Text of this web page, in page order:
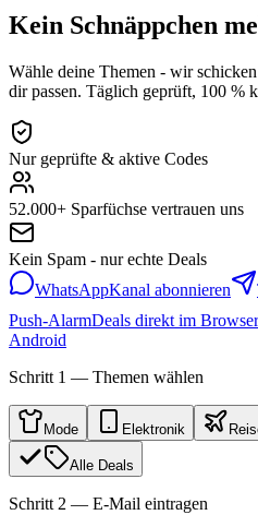
Kein Schnäppchen
Wähle deine Themen - wir
dir passen. Täglich geprüft, 100 %
Nur geprüfte & aktive Codes
52.000+ Sparfüchse vertrauen uns
Kein Spam - nur echte Deals
WhatsAppKanal abonnieren
Push-AlarmDeals direkt im Browser
Android
Schritt 1 — Themen wählen
Mode Elektronik
Alle Deals
Schritt 2 — E-Mail eintragen